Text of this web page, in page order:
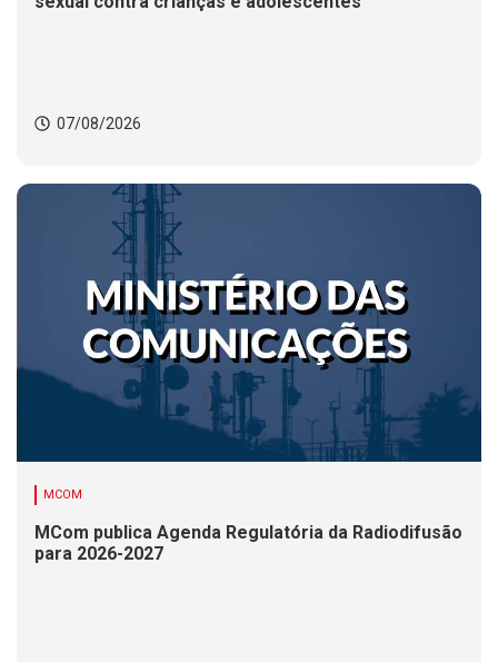
07/08/2026
MCOM
MCom publica Agenda Regulatória da Radiodifusão
para 2026-2027